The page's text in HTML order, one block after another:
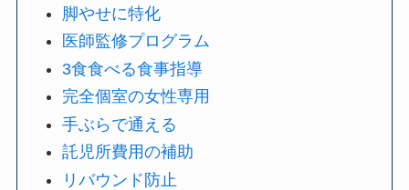
脚やせに特化
医師監修プログラム
3食食べる食事指導
完全個室の女性専用
手ぶらで通える
託児所費用の補助
リバウンド防止